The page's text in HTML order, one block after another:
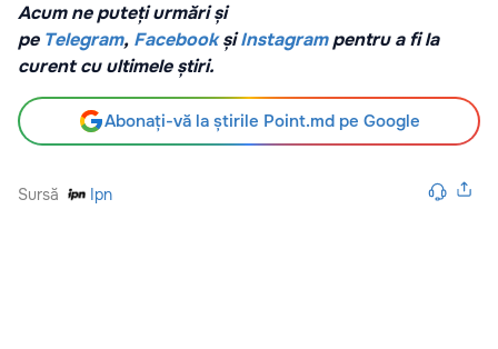
Acum ne puteți urmări și
pe Telegram, Facebook șiInstagrampentru a fi la
curent cu ultimele știri.
Abonați-vă la știrile Point.md pe Google
Sursă Ipn